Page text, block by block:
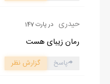
حیدری در پارت 147
رمان زیبای هست
پاسخ گزارش نظر